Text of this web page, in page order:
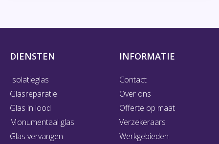
DIENSTEN
Isolatieglas
Glasreparatie
Glas in lood
Monumentaal glas
Glas vervangen
INFORMATIE
Contact
Over ons
Offerte op maat
Verzekeraars
Werkgebieden